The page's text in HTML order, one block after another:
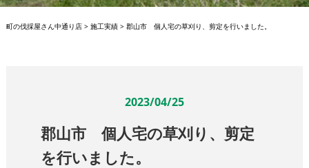
町の伐採屋さん中通り店> 施工実績> 郡山市 個人宅の草刈り、剪定を行いました。
2023/04/25
郡山市 個人宅の草刈り、剪定
を行いました。